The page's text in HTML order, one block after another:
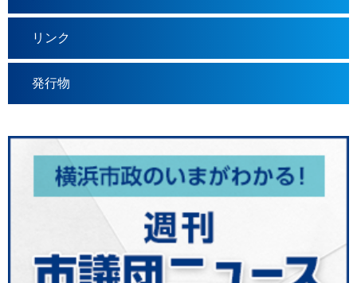
リンク
発行物